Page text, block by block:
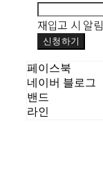
재입고 시 알림
신청하기
페이스북
네이버 블로그
밴드
라인